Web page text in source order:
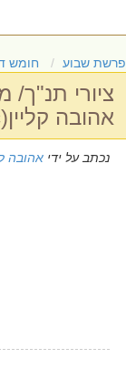
פרשת שבוע חומש
ציורי
אהובה קליין(c)
נכתב על ידי אהובה